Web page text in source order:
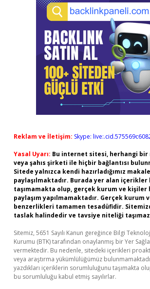
Reklam ve İletişim: Skype:
Yasal Uyarı: Bu internet sitesi, herhangi bir
veya şahıs şirketi ile hiçbir bağlantısı
Sitede yalnızca kendi hazırladığımız
paylaşılmaktadır. Burada yer alan
taşımamakta olup, gerçek kurum ve kişiler
paylaşım yapılmamaktadır. Gerçek kurum
benzerlikleri tamamen tesadüfidir.
taslak halindedir ve tavsiye niteliği
Sitemiz, 5651 Sayılı Kanun gereğince Bilgi
Kurumu (BTK) tarafından onaylanmış bir Yer
vermektedir. Bu nedenle, sitedeki içerikleri
veya araştırma yükümlülüğümüz
yazdıkları içeriklerin sorumluluğunu taşımakta
bu sorumluluğu kabul etmiş sayılırlar.